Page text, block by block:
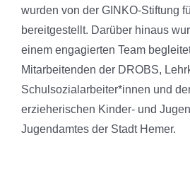
wurden von der GINKO-Stiftung
bereitgestellt. Darüber hinaus
einem engagierten Team
Mitarbeitenden der DROBS,
Schulsozialarbeiter*innen und
erzieherischen Kinder- und
Jugendamtes der Stadt Hemer.